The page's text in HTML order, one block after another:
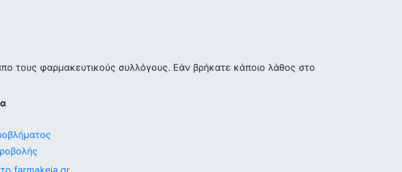
τους φαρμακευτικούς συλλόγους. Εάν βρήκατε κάποιο λάθος στο
farmakeia.gr